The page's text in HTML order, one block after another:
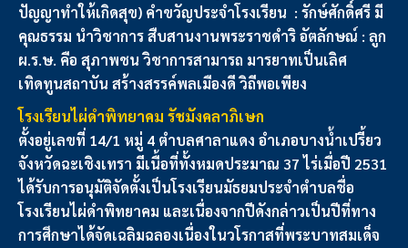
ปัญญาทำให้เกิดสุข) คำขวัญประจำโรงเรียน : รักษ์ศักดิ์ศรี มี
คุณธรรม นำวิชาการ สืบสานงานพระราชดำริ อัตลักษณ์ : ลูก
ผ.ร.ษ. คือ สุภาพชน วิชาการสามารถ มารยาทเป็นเลิศ
เทิดทูนสถาบัน สร้างสรรค์พลเมืองดี วิถีพอเพียง
โรงเรียนไผ่ดำพิทยาคม รัชมังคลาภิเษก
ตั้งอยู่เลขที่ 14/1 หมู่ 4 ตำบลศาลาแดง อำเภอบางน้ำเปรี้ยว
จังหวัดฉะเชิงเทรา มีเนื้อที่ทั้งหมดประมาณ 37 ไร่เมื่อปี 2531
ได้รับการอนุมัติจัดตั้งเป็นโรงเรียนมัธยมประจำตำบลชื่อ
โรงเรียนไผ่ดำพิทยาคม และเนื่องจากปีดังกล่าวเป็นปีที่ทาง
การศึกษาได้จัดเฉลิมฉลองเนื่องในวโรกาสที่พระบาทสมเด็จ